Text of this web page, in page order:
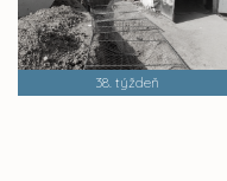
38. týždeň